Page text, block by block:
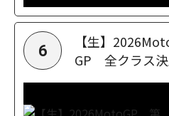
6
【生】
GP 全クラス